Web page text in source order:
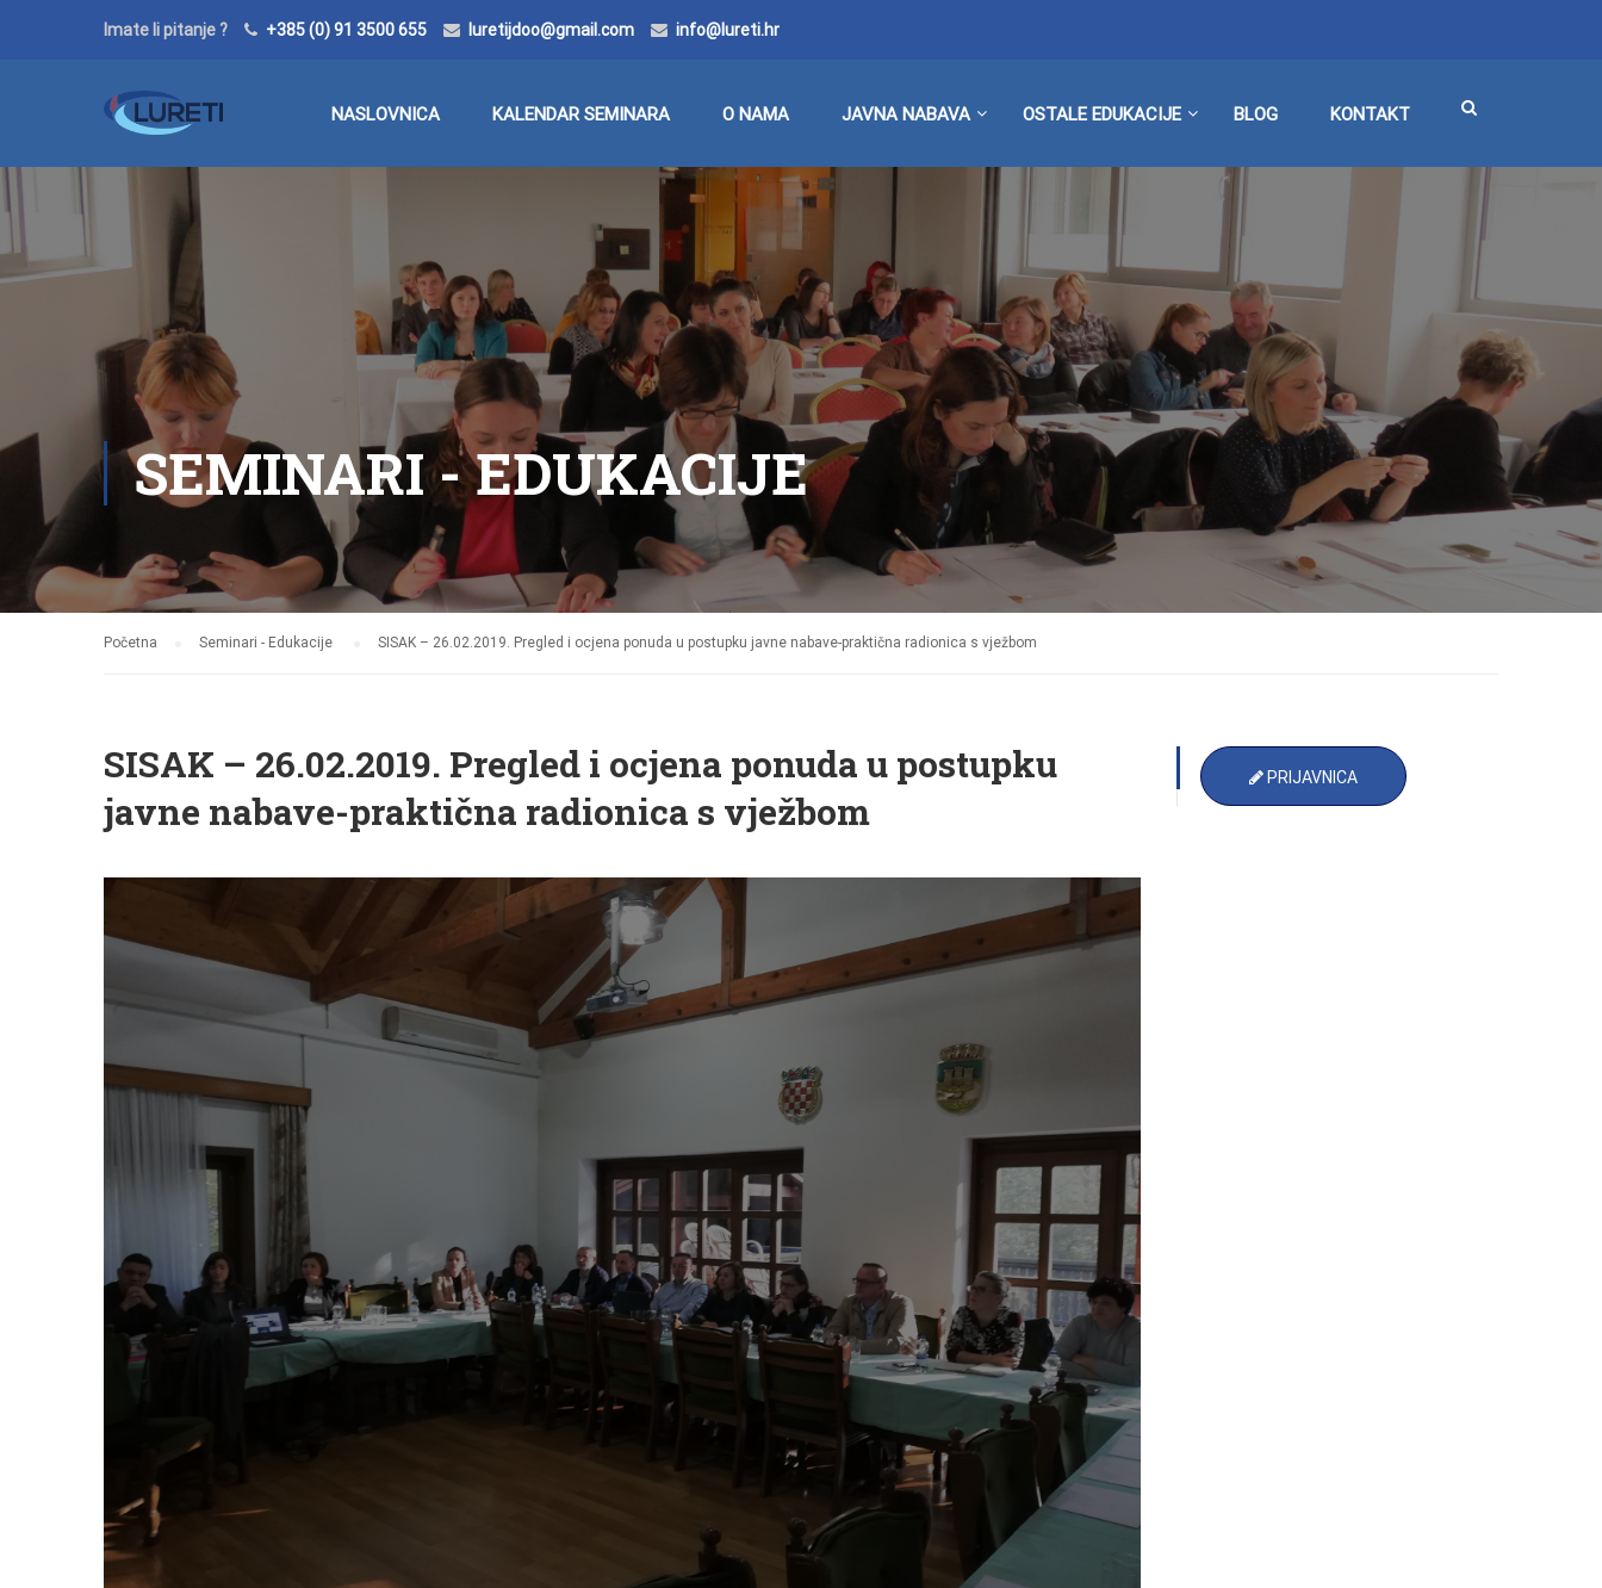
Imate li pitanje ? +385 (0) 91 3500 655 luretijdoo@gmail.com info@lureti.hr
NASLOVNICA KALENDAR SEMINARA O NAMA JAVNA NABAVA OSTALE EDUKACIJE BLOG KONTAKT
SEMINARI - EDUKACIJE
Početna Seminari - Edukacije SISAK – 26.02.2019. Pregled i ocjena ponuda u postupku javne nabave-praktična radionica s vježbom
SISAK – 26.02.2019. Pregled i ocjena ponuda u postupku
javne nabave-praktična radionica s vježbom
PRIJAVNICA